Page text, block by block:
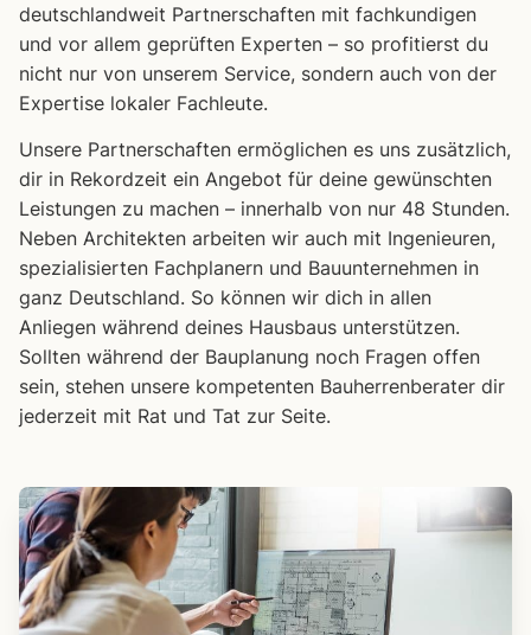
deutschlandweit Partnerschaften mit fachkundigen
und vor allem geprüften Experten – so profitierst du
nicht nur von unserem Service, sondern auch von der
Expertise lokaler Fachleute.
Unsere Partnerschaften ermöglichen es uns zusätzlich,
dir in Rekordzeit ein Angebot für deine gewünschten
Leistungen zu machen – innerhalb von nur 48 Stunden.
Neben Architekten arbeiten wir auch mit Ingenieuren,
spezialisierten Fachplanern und Bauunternehmen in
ganz Deutschland. So können wir dich in allen
Anliegen während deines Hausbaus unterstützen.
Sollten während der Bauplanung noch Fragen offen
sein, stehen unsere kompetenten Bauherrenberater dir
jederzeit mit Rat und Tat zur Seite.